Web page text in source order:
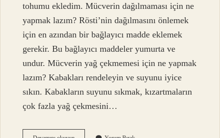
tohumu ekledim. Mücverin dağılmaması için ne
yapmak lazım? Rösti’nin dağılmasını önlemek
için en azından bir bağlayıcı madde eklemek
gerekir. Bu bağlayıcı maddeler yumurta ve
undur. Mücverin yağ çekmemesi için ne yapmak
lazım? Kabakları rendeleyin ve suyunu iyice
sıkın. Kabakların suyunu sıkmak, kızartmaların
çok fazla yağ çekmesini…